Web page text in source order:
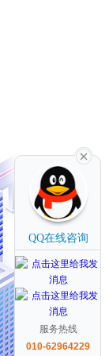
QQ在线咨询
服务热线
010-62964229